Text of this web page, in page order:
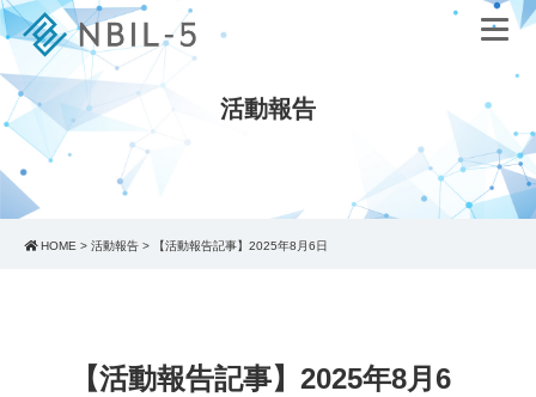
活動報告
HOME > 活動報告 > 【活動報告記事】2025年8月6日
【活動報告記事】2025年8月6